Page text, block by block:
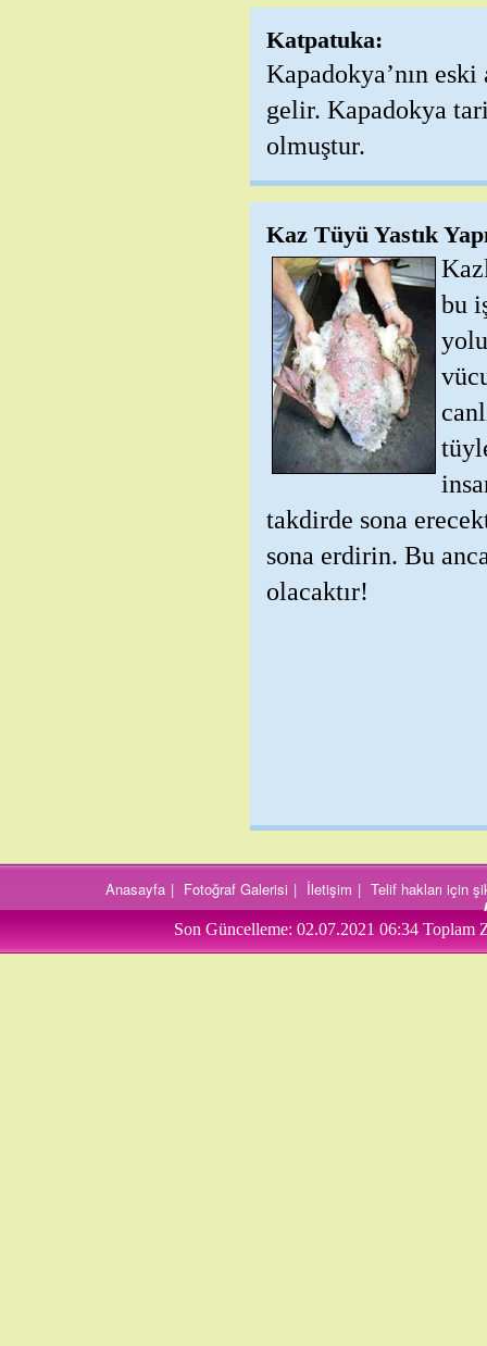
Katpatuka:
Kapadokya’nın
gelir. Kapadokya
olmuştur.
Kaz Tüyü Yastık
bu
takdirde sona
sona erdirin. Bu
olacaktır!
Anasayfa | Fotoğraf Galerisi | İletişim | Telif hakları için
Son Güncelleme: 02.07.2021 06:34 Toplam